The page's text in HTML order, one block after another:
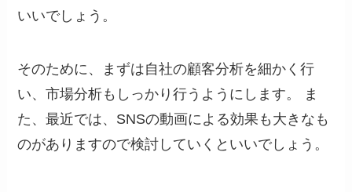
いいでしょう。
そのために、まずは自社の顧客分析を細かく行
い、市場分析もしっかり行うようにします。 ま
た、最近では、SNSの動画による効果も大きなも
のがありますので検討していくといいでしょう。